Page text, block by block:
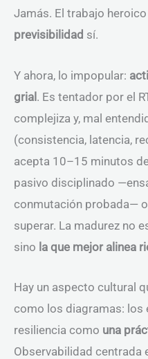
Jamás. El trabajo
previsibilidad sí.
Y ahora, lo impopular:
grial. Es tentador por el
complejiza y, mal
(consistencia, latencia,
acepta 10–15 minutos
pasivo disciplinado
conmutación probada—
superar. La madurez no
sino la que mejor alinea
Hay un aspecto cultural
como los diagramas: los
resiliencia como una
Observabilidad centrada